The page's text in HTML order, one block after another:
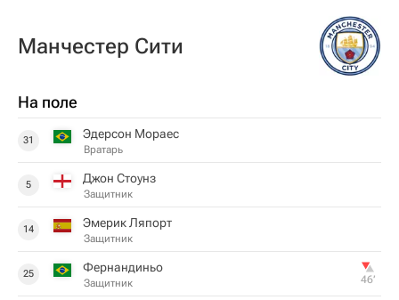
Манчестер Сити
На поле
31 Эдерсон Мораес
Вратарь
5 Джон Стоунз
Защитник
14 Эмерик Ляпорт
Защитник
25 Фернандиньо
Защитник 46‎’‎